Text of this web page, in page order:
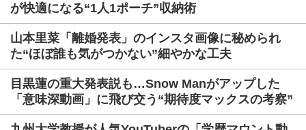
が快適になる“1人1ポーチ”収納術
山本里菜「離婚発表」のインスタ画像に秘められ
た“ほぼ誰も気がつかない”細やかな工夫
目黒蓮の重大発表説も…Snow Manがアップした
「意味深動画」に飛び交う“期待度マックスの考察”